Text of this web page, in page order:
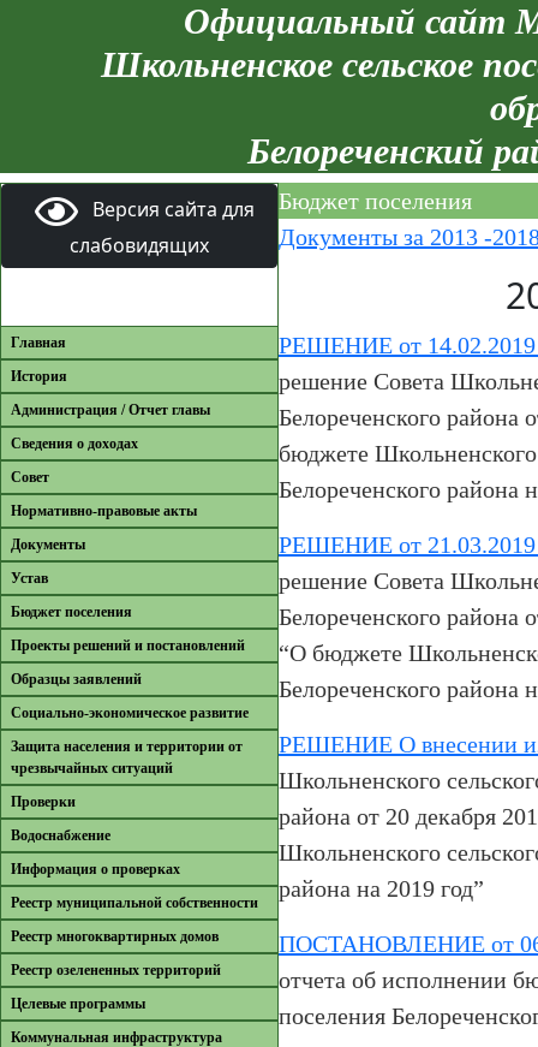
Официальный сайт
Школьненское сельское
Белореченский
Версия сайта для
слабовидящих
Главная
История
Администрация / Отчет главы
Сведения о доходах
Совет
Нормативно-правовые акты
Документы
Устав
Бюджет поселения
Проекты решений и постановлений
Образцы заявлений
Cоциально-экономическое развитие
Защита населения и территории от
чрезвычайных ситуаций
Проверки
Водоснабжение
Информация о проверках
Реестр муниципальной собственности
Реестр многоквартирных домов
Реестр озелененных территорий
Целевые программы
Коммунальная инфраструктура
Бюджет поселения
Документы за 2013 -
РЕШЕНИЕ от
решение Совета
Белореченского района
бюджете Школьненского
Белореченского района
РЕШЕНИЕ от
решение Совета
Белореченского
“О бюджете
Белореченского района
РЕШЕНИЕ О внесении
Школьненского
района от 20 декабря
Школьненского
района на 2019 год”
ПОСТАНОВЛЕНИЕ от
отчета об исполнении
поселения